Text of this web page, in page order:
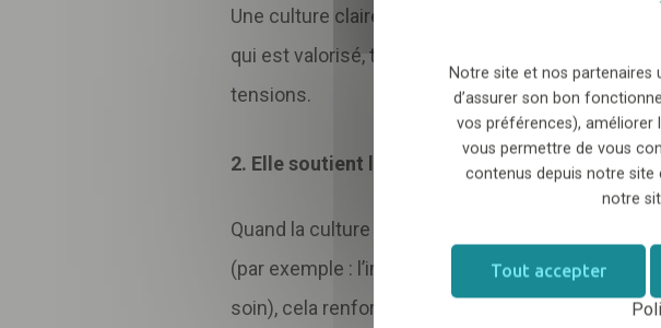
Une culture claire et partagée permet à chacun
qui est valorisé, toléré, encouragé… ou non. Cela
tensions.
2. Elle soutient l’engagement
Quand la culture d’une structure est alignée avec
(par exemple : l’importance du bien-être des
soin), cela renforce la
motivation, la fierté
Notre site et nos partenaires
d’assurer son bon
vos préférences), améliorer
vous permettre de vous
contenus depuis notre site
notre
Tout accepter